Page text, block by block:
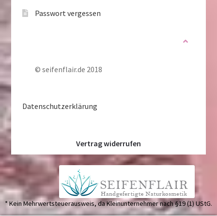
Passwort vergessen
© seifenflair.de 2018
Datenschutzerklärung
Vertrag widerrufen
* Kein Mehrwertsteuerausweis, da Kleinunternehmer nach §19 (1) UStG.